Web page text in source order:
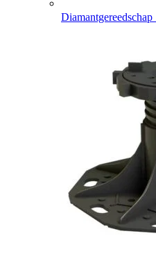
Diamantgereedschap